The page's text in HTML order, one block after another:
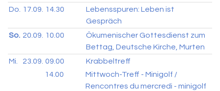
Do.
17.09. 14.30
Lebensspuren: Leben ist
Gespräch
So. 20.09. 10.00
Ökumenischer Gottesdienst zum
Bettag, Deutsche Kirche, Murten
Mi.
23.09. 09.00
Krabbeltreff
14.00
Mittwoch-Treff - Minigolf /
Rencontres du mercredi - minigolf